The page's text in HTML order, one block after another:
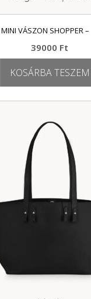
VÁSZON SHOPPER
39000 Ft
KOSÁRBA TESZEM